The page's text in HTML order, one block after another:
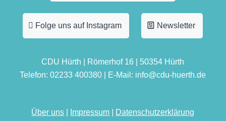
Folge uns auf Instagram Newsletter
CDU Hürth | Römerhof 16 | 50354 Hürth
Telefon: 02233 400380 | E-Mail: info@cdu-huerth.de
Über uns Impressum Datenschutzerklärung